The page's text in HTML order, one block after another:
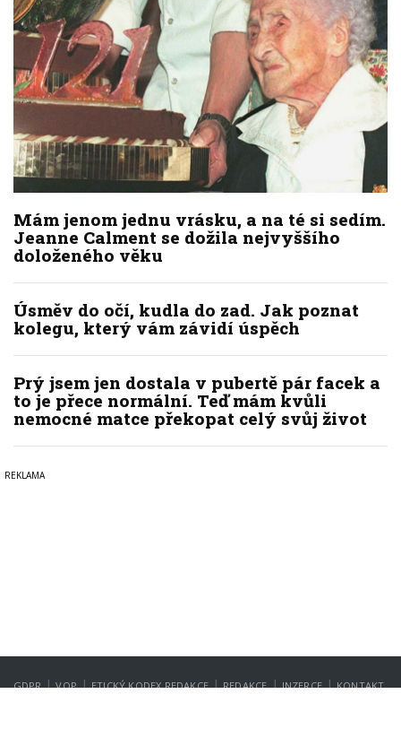
Mám jenom jednu vrásku, a na té si sedím.
Jeanne Calment se dožila nejvyššího
doloženého věku
Úsměv do očí, kudla do zad. Jak poznat
kolegu, který vám závidí úspěch
Prý jsem jen dostala v pubertě pár facek a
to je přece normální. Teď mám kvůli
nemocné matce překopat celý svůj život
GDPR | VOP | ETICKÝ KODEX REDAKCE | REDAKCE | INZERCE | KONTAKT